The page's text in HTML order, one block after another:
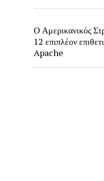
Ο Αμερικανικός
12 επιπλέον
Apache